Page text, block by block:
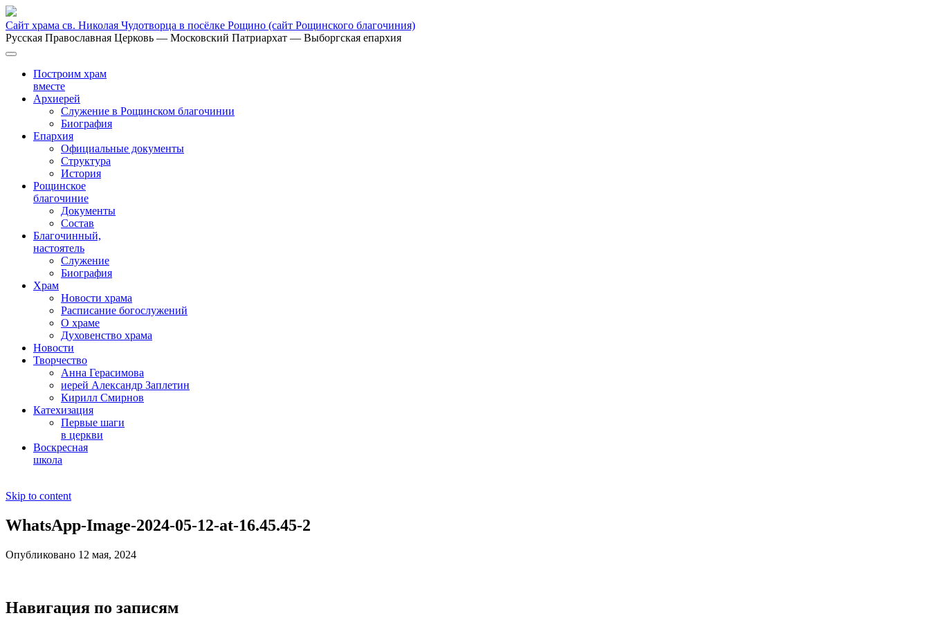
Сайт храма св. Николая Чудотворца в посёлке Рощино (сайт Рощинского благочиния)
Русская Православная Церковь — Московский Патриархат — Выборгская епархия
Построим храм
вместе
Архиерей
Служение в Рощинском благочинии
Биография
Епархия
Официальные документы
Структура
История
Рощинское
благочиние
Документы
Состав
Благочинный,
настоятель
Служение
Биография
Храм
Новости храма
Расписание богослужений
О храме
Духовенство храма
Новости
Творчество
Анна Герасимова
иерей Александр Заплетин
Кирилл Смирнов
Катехизация
Первые шаги
в церкви
Воскресная
школа
Skip to content
WhatsApp-Image-2024-05-12-at-16.45.45-2
Опубликовано 12 мая, 2024
Навигация по записям